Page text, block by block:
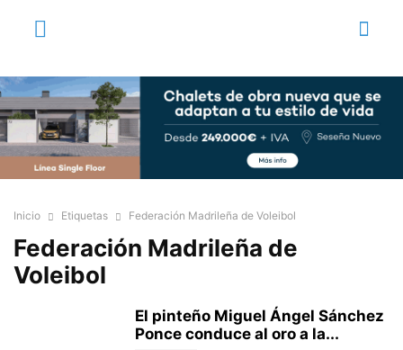
Inicio Etiquetas Federación Madrileña de Voleibol
Federación Madrileña de
Voleibol
El pinteño Miguel Ángel Sánchez
Ponce conduce al oro a la...